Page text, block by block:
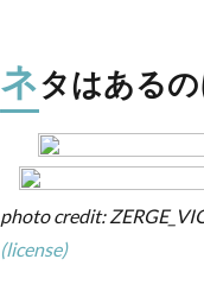
ネタはある
photo credit:
(license)